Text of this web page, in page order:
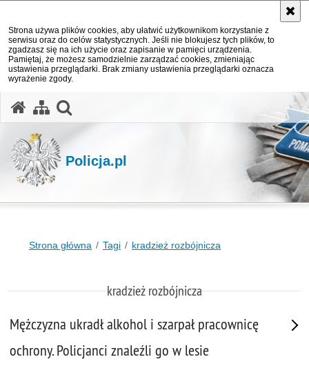
Strona używa plików cookies, aby ułatwić użytkownikom korzystanie z
serwisu oraz do celów statystycznych. Jeśli nie blokujesz tych plików, to
zgadzasz się na ich użycie oraz zapisanie w pamięci urządzenia.
Pamiętaj, że możesz samodzielnie zarządzać cookies, zmieniając
ustawienia przeglądarki. Brak zmiany ustawienia przeglądarki oznacza
wyrażenie zgody.
Policja.pl
Strona główna Tagi kradzież rozbójnicza
kradzież rozbójnicza
Mężczyzna ukradł alkohol i szarpał pracownicę
ochrony. Policjanci znaleźli go w lesie